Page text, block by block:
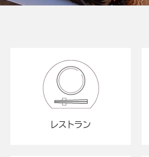
レストラン